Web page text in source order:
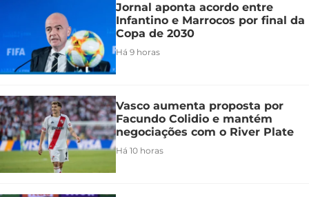
Jornal aponta acordo entre
Infantino e Marrocos por final da
Copa de 2030
Há 9 horas
Vasco aumenta proposta por
Facundo Colidio e mantém
negociações com o River Plate
Há 10 horas